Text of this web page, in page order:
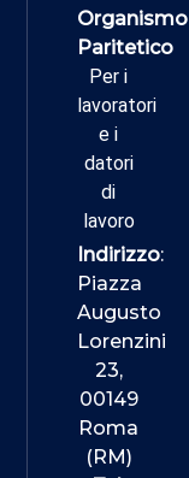
Organismo
Paritetico
Per i
lavoratori
e i
datori
di
lavoro
Indirizzo:
Piazza
Augusto
Lorenzini
23,
00149
Roma
(RM)